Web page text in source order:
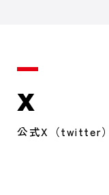
X
公式X（twitter）